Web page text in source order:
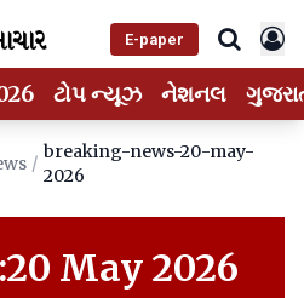
E-paper
ટોપ ન્યૂઝ નેશનલ
/
breaking-news-20-may-
2026
May 2026